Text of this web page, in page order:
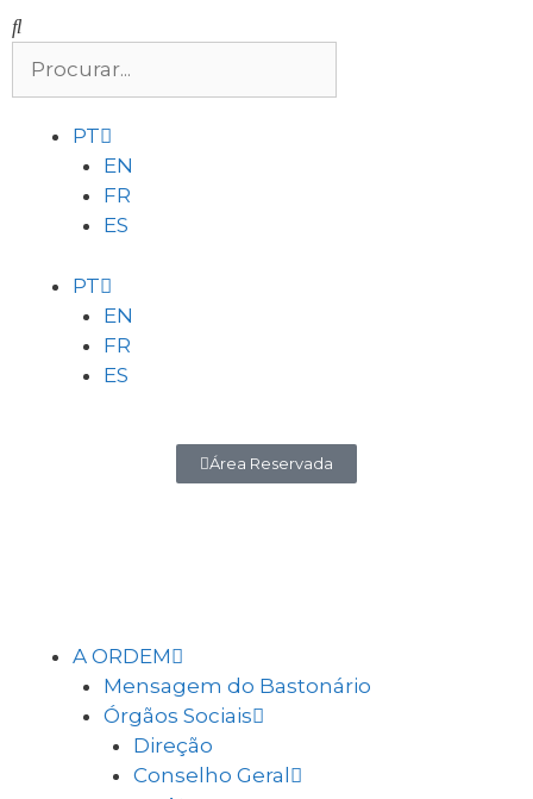
PT
EN
FR
ES
PT
EN
FR
ES
Área Reservada
A ORDEM
Mensagem do Bastonário
Órgãos Sociais
Direção
Conselho Geral